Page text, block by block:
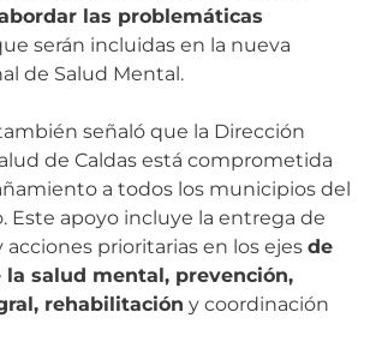
las problemáticas
serán incluidas en la nueva
de Salud Mental.
señaló que la Dirección
de Caldas está comprometida
a todos los municipios del
Este apoyo incluye la entrega de
prioritarias en los ejes de
la salud mental, prevención,
rehabilitación y coordinación